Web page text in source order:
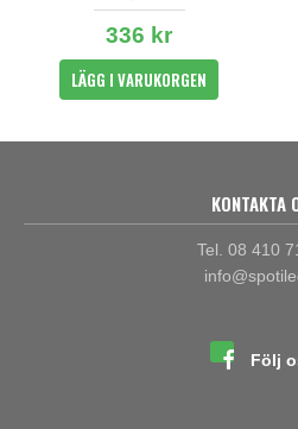
336 kr
LÄGG I VARUKORGEN
KONTAKTA
Tel. 08 410
Följ